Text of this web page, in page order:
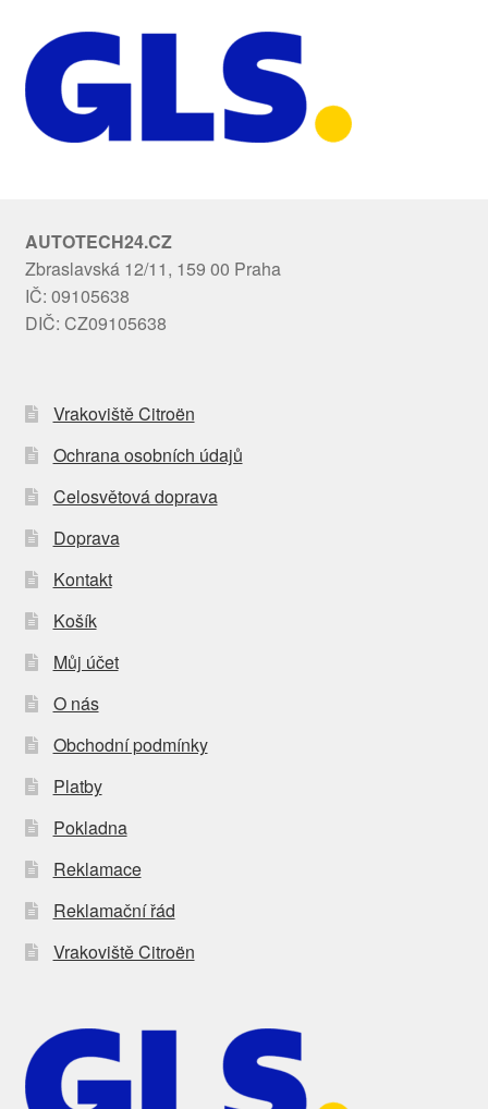
AUTOTECH24.CZ
Zbraslavská 12/11, 159 00 Praha
IČ: 09105638
DIČ: CZ09105638
Vrakoviště Citroën
Ochrana osobních údajů
Celosvětová doprava
Doprava
Kontakt
Košík
Můj účet
O nás
Obchodní podmínky
Platby
Pokladna
Reklamace
Reklamační řád
Vrakoviště Citroën